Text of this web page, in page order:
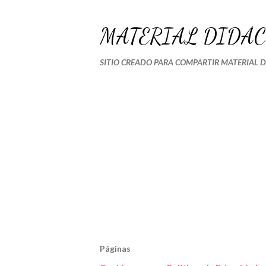
MATERIAL
SITIO CREADO PARA COMPARTIR MATERIAL
Páginas